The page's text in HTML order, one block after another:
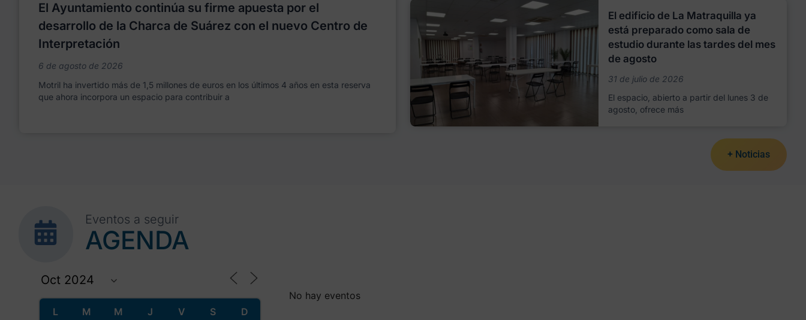
El Ayuntamiento continúa su firme apuesta por el
desarrollo de la Charca de Suárez con el nuevo Centro de
Interpretación
6 de agosto de 2026
Motril ha invertido más de 1,5 millones de euros en los últimos 4 años en esta reserva
que ahora incorpora un espacio para contribuir a
El edificio de La Matraquilla ya
está preparado como sala de
estudio durante las tardes del mes
de agosto
31 de julio de 2026
El espacio, abierto a partir del lunes 3 de
agosto, ofrece más
+ Noticias
Eventos a seguir
AGENDA
L M M J V S D
No hay eventos